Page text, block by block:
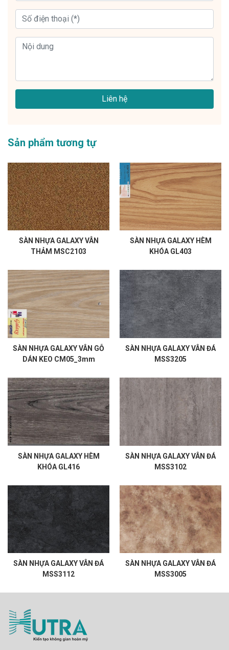
Liên hệ
Sản phẩm tương tự
SÀN NHỰA GALAXY VÂN
THẢM MSC2103
SÀN NHỰA GALAXY HÈM
KHÓA GL403
SÀN NHỰA GALAXY VÂN GỖ
DÁN KEO CM05_3mm
SÀN NHỰA GALAXY VÂN ĐÁ
MSS3205
SÀN NHỰA GALAXY HÈM
KHÓA GL416
SÀN NHỰA GALAXY VÂN ĐÁ
MSS3102
SÀN NHỰA GALAXY VÂN ĐÁ
MSS3112
SÀN NHỰA GALAXY VÂN ĐÁ
MSS3005